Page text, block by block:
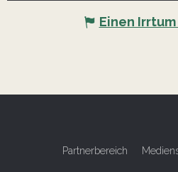
Einen
Partnerbereich